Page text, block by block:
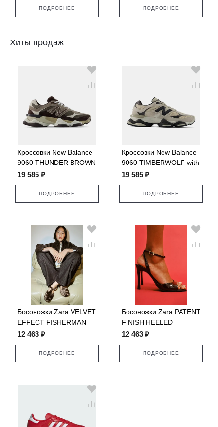
ПОДРОБНЕЕ ПОДРОБНЕЕ
Хиты продаж
Кроссовки New Balance
9060 THUNDER BROWN
with BLACK COFFEE
19 585 ₽
ПОДРОБНЕЕ
Кроссовки New Balance
9060 TIMBERWOLF with
BLACK CEMENT
19 585 ₽
ПОДРОБНЕЕ
Босоножки Zara VELVET
EFFECT FISHERMAN
12 463 ₽
ПОДРОБНЕЕ
Босоножки Zara PATENT
FINISH HEELED
SANDALS
12 463 ₽
ПОДРОБНЕЕ